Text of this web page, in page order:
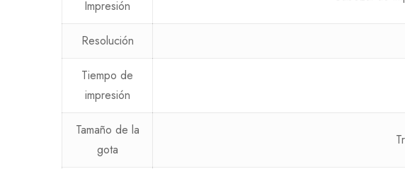
Impresión
Resolución
Tiempo de
impresión
Tamaño de la
gota